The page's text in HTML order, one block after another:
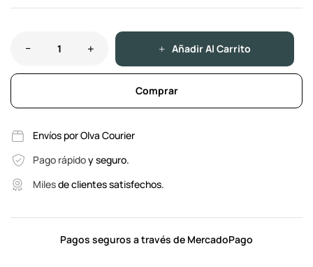
Añadir Al Carrito
Comprar
Envíos por Olva Courier
Pago rápidoy seguro.
Milesde clientes satisfechos.
Pagos seguros a través de MercadoPago